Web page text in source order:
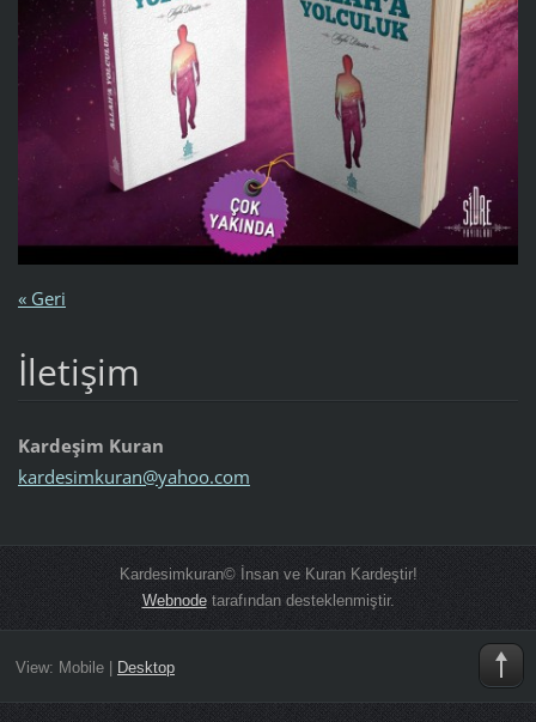
« Geri
İletişim
Kardeşim Kuran
kardesimkuran@yahoo.com
Kardesimkuran© İnsan ve Kuran Kardeştir!
Webnodetarafından desteklenmiştir.
View: Mobile| Desktop